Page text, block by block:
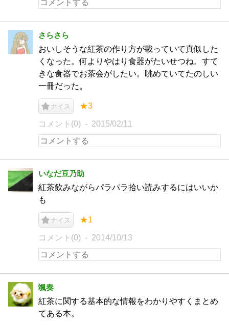
さらさら
おいしそうな紅茶の作り方が載っていて真似した
くなった。何よりやはり食器がたいせつね。すて
きな食器でお茶会がしたい。眺めていてたのしい
一冊だった。
ナイス ★3
コメント(0) 2015/02/11
いなだ豆乃助
紅茶飲みながらパラパラ拾い読みするにはいいか
も
ナイス ★1
コメント(0) 2014/10/13
颯奏
紅茶に関する基本的な情報をわかりやすくまとめ
てある本。